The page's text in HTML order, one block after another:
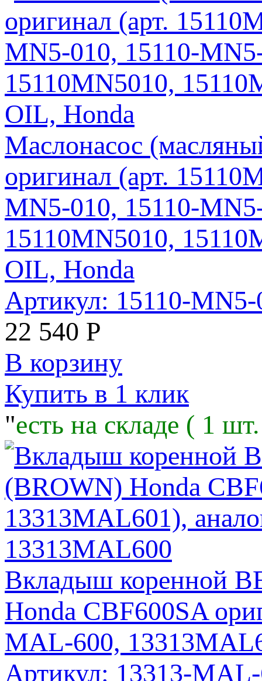
Маслонасос
оригинал (арт.
MN5-010, 15110-
15110MN5010,
OIL, Honda
Артикул: 15110-
22 540 Р
В корзину
Купить в 1 клик
"есть на складе ( 1
Вкладыш коренной
Honda CBF600SA
MAL-600,
Артикул: 13313-